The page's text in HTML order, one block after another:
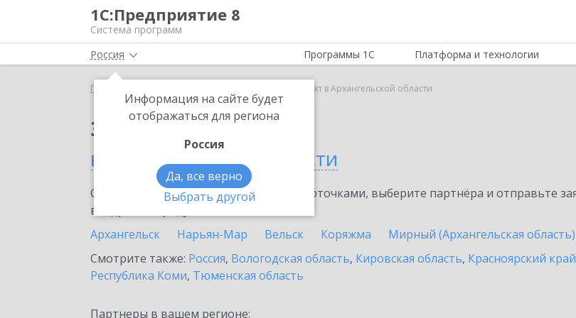
1С:Предприятие 8
Система программ
Россия
Информация на сайте будет
отображаться для региона
Россия
Да, все верно
Выбрать другой
Программы 1С Платформа и технологии
Главная 1С-Коннект в Архангельской области
Заказать 1С-Коннект
в Архангельской области
Ознакомьтесь с информационными карточками, выберите партнёра и отправьте
внедрение продукта.
Архангельск
Нарьян-Мар Вельск Коряжма Мирный (Архангельская область)
Смотрите также: Россия, Вологодская область, Кировская область, Красноярский край
Республика Коми, Тюменская область
Партнеры в вашем регионе: